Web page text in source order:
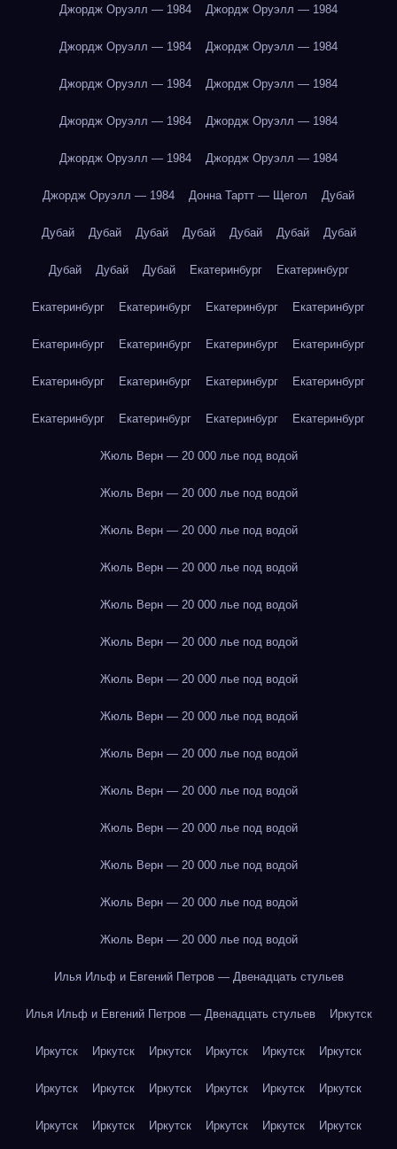
Джордж Оруэлл — 1984 Джордж Оруэлл — 1984
Джордж Оруэлл — 1984 Джордж Оруэлл — 1984
Джордж Оруэлл — 1984 Джордж Оруэлл — 1984
Джордж Оруэлл — 1984 Джордж Оруэлл — 1984
Джордж Оруэлл — 1984 Джордж Оруэлл — 1984
Джордж Оруэлл — 1984 Донна Тартт — Щегол Дубай
Дубай Дубай Дубай Дубай Дубай Дубай Дубай
Дубай Дубай Дубай Екатеринбург Екатеринбург
Екатеринбург Екатеринбург Екатеринбург Екатеринбург
Екатеринбург Екатеринбург Екатеринбург Екатеринбург
Екатеринбург Екатеринбург Екатеринбург Екатеринбург
Екатеринбург Екатеринбург Екатеринбург Екатеринбург
Жюль Верн — 20 000 лье под водой
Жюль Верн — 20 000 лье под водой
Жюль Верн — 20 000 лье под водой
Жюль Верн — 20 000 лье под водой
Жюль Верн — 20 000 лье под водой
Жюль Верн — 20 000 лье под водой
Жюль Верн — 20 000 лье под водой
Жюль Верн — 20 000 лье под водой
Жюль Верн — 20 000 лье под водой
Жюль Верн — 20 000 лье под водой
Жюль Верн — 20 000 лье под водой
Жюль Верн — 20 000 лье под водой
Жюль Верн — 20 000 лье под водой
Жюль Верн — 20 000 лье под водой
Илья Ильф и Евгений Петров — Двенадцать стульев
Илья Ильф и Евгений Петров — Двенадцать стульев Иркутск
Иркутск Иркутск Иркутск Иркутск Иркутск Иркутск
Иркутск Иркутск Иркутск Иркутск Иркутск Иркутск
Иркутск Иркутск Иркутск Иркутск Иркутск Иркутск